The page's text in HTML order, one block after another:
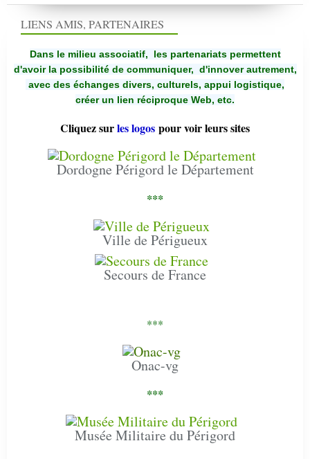
LIENS AMIS, PARTENAIRES
Dans le milieu associatif, les partenariats permettent
d'avoir la possibilité de communiquer, d'innover autrement,
avec des échanges divers, culturels, appui logistique,
créer un lien réciproque Web, etc.
Cliquez surles logos pour voir leurs sites
Dordogne Périgord le Département
***
Ville de Périgueux
Secours de France
***
Onac-vg
***
Musée Militaire du Périgord